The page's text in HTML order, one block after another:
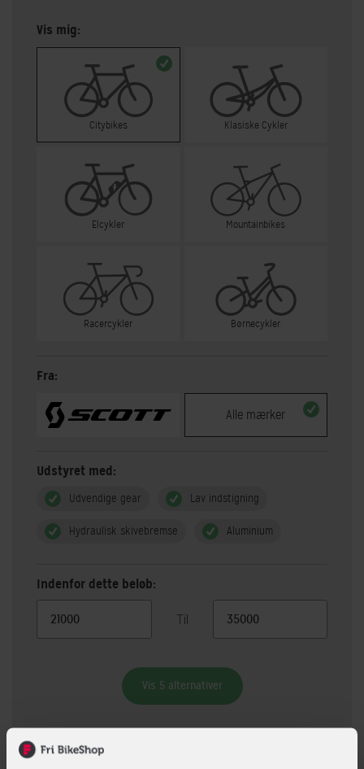
Vis mig:
Citybikes Klasiske Cykler
Elcykler Mountainbikes
Racercykler Børnecykler
Fra:
Alle mærker
Udstyret med:
Udvendige gear Lav indstigning
Hydraulisk skivebremse Aluminium
Indenfor dette beløb:
Til
Vis 5 alternativer
Beskrivelse